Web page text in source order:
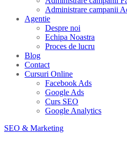
Administrare campanii
Agentie
Despre noi
Echipa Noastra
Proces de lucru
Blog
Contact
Cursuri Online
Facebook Ads
Google Ads
Curs SEO
Google Analytics
SEO & Marketing